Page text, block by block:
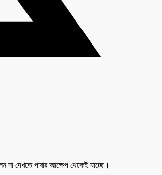
দেখতে পারার আক্ষেপ থেকেই যাচ্ছে।